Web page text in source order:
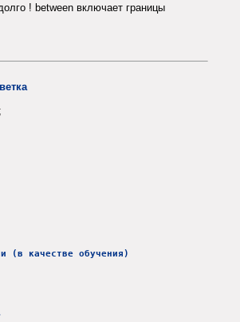
! between включает границы
;
(в качестве обучения)